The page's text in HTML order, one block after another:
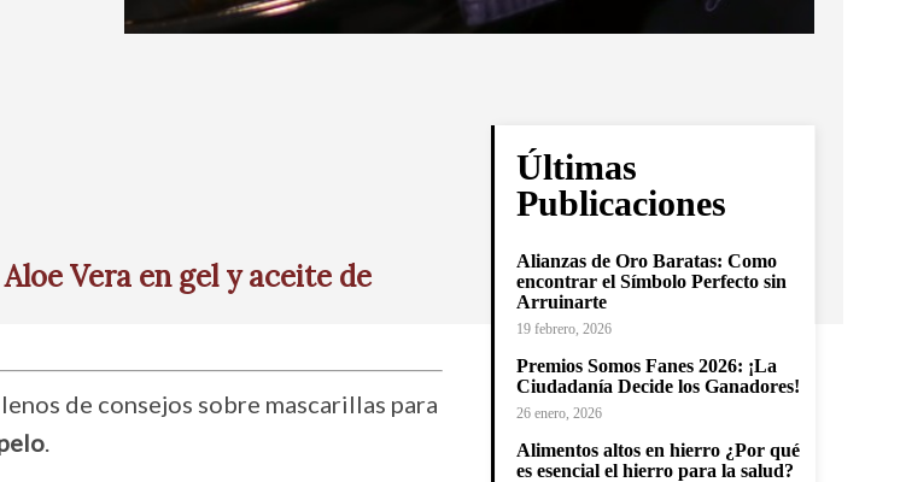
Aloe Vera en gel y aceite de
de consejos sobre mascarillas para
.
Últimas
Publicaciones
Alianzas de Oro Baratas: Como
encontrar el Símbolo Perfecto sin
Arruinarte
19 febrero, 2026
Premios Somos Fanes 2026: ¡La
Ciudadanía Decide los Ganadores!
26 enero, 2026
Alimentos altos en hierro ¿Por qué
es esencial el hierro para la salud?